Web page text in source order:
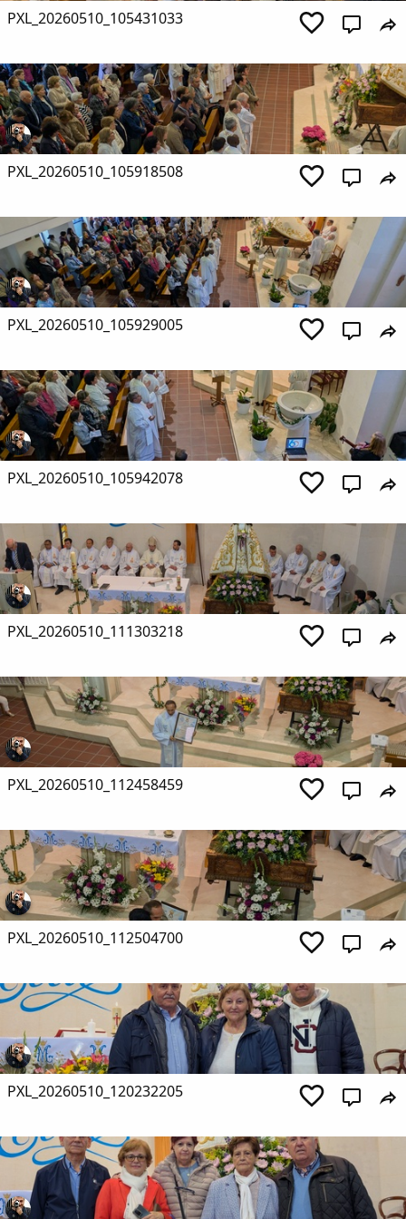
PXL_20260510_105431033
PXL_20260510_105918508
PXL_20260510_105929005
PXL_20260510_105942078
PXL_20260510_111303218
PXL_20260510_112458459
PXL_20260510_112504700
PXL_20260510_120232205